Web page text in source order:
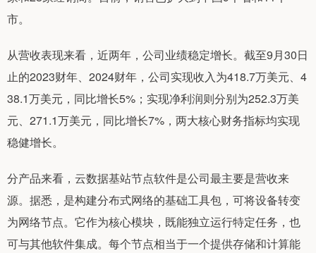
市。
从营收表现来看，近两年，公司业绩稳定增长。截至9月30日
止的2023财年、2024财年，公司实现收入为418.7万美元、4
38.1万美元，同比增长5%；实现净利润则分别为252.3万美
元、271.1万美元，同比增长7%，两大核心财务指标均实现
稳健增长。
分产品来看，云数据基站节点软件是公司最主要是营收来
源。据悉，是构建分布式网络的基础工具包，可将设备转变
为网络节点。它作为核心模块，既能独立运行特定任务，也
可与其他软件集成。每个节点相当于一个提供存储和计算能